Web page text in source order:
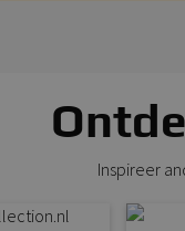
Inspireer